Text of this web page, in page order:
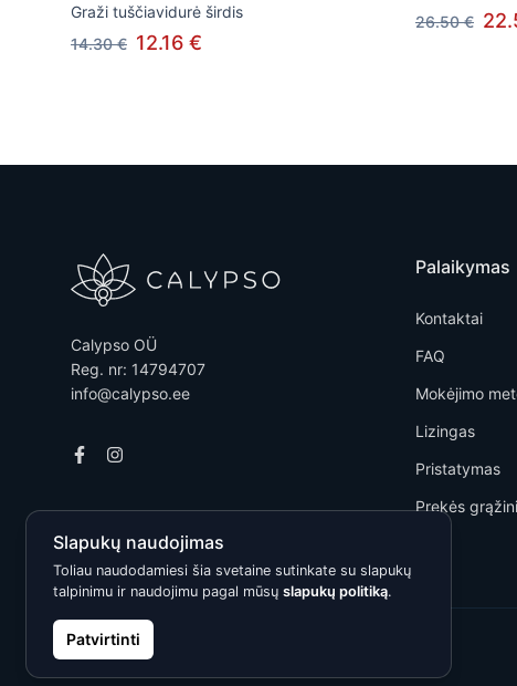
Graži tuščiavidurė širdis
14.30 € 12.16 €
26.50 €
Calypso OÜ
Reg. nr: 14794707
info@calypso.ee
Palaikymas
Kontaktai
FAQ
Mokėjimo
Lizingas
Pristatymas
Prekės
Kõik õigused kaitstud © 2026 Calypso
Slapukų naudojimas
Toliau naudodamiesi šia svetaine sutinkate su slapukų
talpinimu ir naudojimu pagal mūsų slapukų politiką.
Patvirtinti